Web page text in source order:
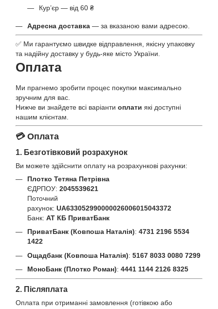
Кур’єр — від 60 ₴
Адресна доставка — за вказаною вами адресою.
✅ Ми гарантуємо швидке відправлення, якісну упаковку
та надійну доставку у будь-яке місто України.
Оплата
Ми прагнемо зробити процес покупки максимально
зручним для вас.
Нижче ви знайдете всі варіанти оплати які доступні
нашим клієнтам.
💳 Оплата
1. Безготівковий розрахунок
Ви можете здійснити оплату на розрахункові рахунки:
Плотко Тетяна Петрівна
ЄДРПОУ: 2045539621
Поточний
рахунок: UA633052990000026006015043372
Банк: АТ КБ ПриватБанк
ПриватБанк (Ковпоша Наталія): 4731 2196 5534
1422
Ощадбанк (Ковпоша Наталія): 5167 8033 0080 7299
МоноБанк (Плотко Роман): 4441 1144 2126 8325
2. Післяплата
Оплата при отриманні замовлення (готівкою або